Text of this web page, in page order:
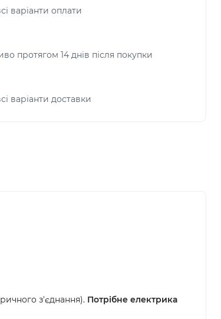
варіанти оплати
протягом 14 днів після покупки
варіанти доставки
з'єднання). Потрібне електрика